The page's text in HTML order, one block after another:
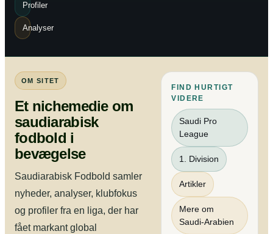
Profiler
Analyser
OM SITET
Et nichemedie om
saudiarabisk
fodbold i
bevægelse
Saudiarabisk Fodbold samler
nyheder, analyser, klubfokus
og profiler fra en liga, der har
fået markant global
FIND HURTIGT
VIDERE
Saudi Pro
League
1. Division
Artikler
Mere om
Saudi-Arabien